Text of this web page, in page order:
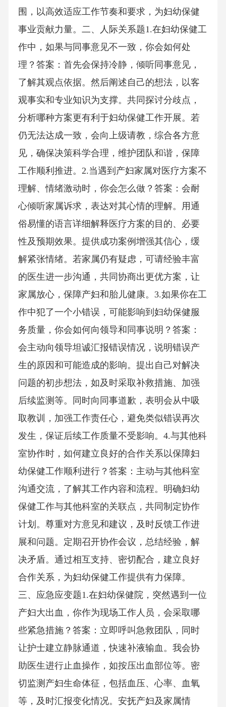
围，以高效适应工作节奏和要求，为妇幼保健
事业贡献力量。二、人际关系题1.在妇幼保健工
作中，如果与同事意见不一致，你会如何处
理？答案：首先会保持冷静，倾听同事意见，
了解其观点依据。然后阐述自己的想法，以客
观事实和专业知识为支撑。共同探讨分歧点，
分析哪种方案更有利于妇幼保健工作开展。若
仍无法达成一致，会向上级请教，综合各方意
见，确保决策科学合理，维护团队和谐，保障
工作顺利推进。2.当遇到产妇家属对医疗方案不
理解、情绪激动时，你会怎么做？答案：会耐
心倾听家属诉求，表达对其心情的理解。用通
俗易懂的语言详细解释医疗方案的目的、必要
性及预期效果。提供成功案例增强其信心，缓
解紧张情绪。若家属仍有疑虑，可请经验丰富
的医生进一步沟通，共同协商出更优方案，让
家属放心，保障产妇和胎儿健康。3.如果你在工
作中犯了一个小错误，可能影响到妇幼保健服
务质量，你会如何向领导和同事说明？答案：
会主动向领导坦诚汇报错误情况，说明错误产
生的原因和可能造成的影响。提出自己对解决
问题的初步想法，如及时采取补救措施、加强
后续监测等。同时向同事道歉，表明会从中吸
取教训，加强工作责任心，避免类似错误再次
发生，保证后续工作质量不受影响。4.与其他科
室协作时，如何建立良好的合作关系以保障妇
幼保健工作顺利进行？答案：主动与其他科室
沟通交流，了解其工作内容和流程。明确妇幼
保健工作与其他科室的关联点，共同制定协作
计划。尊重对方意见和建议，及时反馈工作进
展和问题。定期召开协作会议，总结经验，解
决矛盾。通过相互支持、密切配合，建立良好
合作关系，为妇幼保健工作提供有力保障。
三、应急应变题1.在妇幼保健院，突然遇到一位
产妇大出血，你作为现场工作人员，会采取哪
些紧急措施？答案：立即呼叫急救团队，同时
让护士建立静脉通道，快速补液输血。我会协
助医生进行止血操作，如按压出血部位等。密
切监测产妇生命体征，包括血压、心率、血氧
等，及时汇报变化情况。安抚产妇及家属情